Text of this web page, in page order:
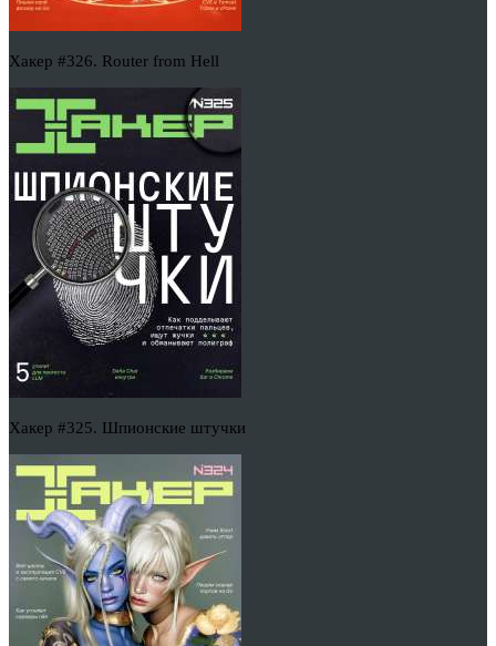
Хакер #326. Router from Hell
Хакер #325. Шпионские штучки